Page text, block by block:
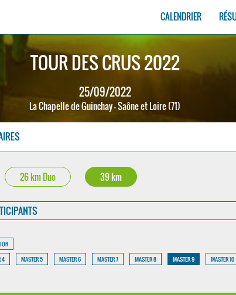
CALENDRIER
TOUR DES CRUS 2022
25/09/2022
La Chapelle de Guinchay - Saône et Loire (71)
26 km Duo 39 km
4 MASTER 5 MASTER 6 MASTER 7 MASTER 8 MASTER 9 MASTER 10